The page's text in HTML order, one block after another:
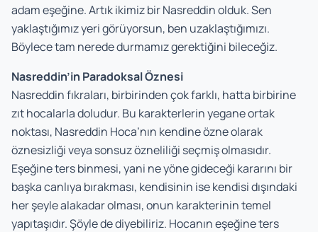
adam eşeğine. Artık ikimiz bir Nasreddin olduk. Sen
yaklaştığımız yeri görüyorsun, ben uzaklaştığımızı.
Böylece tam nerede durmamız gerektiğini bileceğiz.
Nasreddin’in Paradoksal Öznesi
Nasreddin fıkraları, birbirinden çok farklı, hatta birbirine
zıt hocalarla doludur. Bu karakterlerin yegane ortak
noktası, Nasreddin Hoca’nın kendine özne olarak
öznesizliği veya sonsuz özneliliği seçmiş olmasıdır.
Eşeğine ters binmesi, yani ne yöne gideceği kararını bir
başka canlıya bırakması, kendisinin ise kendisi dışındaki
her şeyle alakadar olması, onun karakterinin temel
yapıtaşıdır. Şöyle de diyebiliriz. Hocanın eşeğine ters